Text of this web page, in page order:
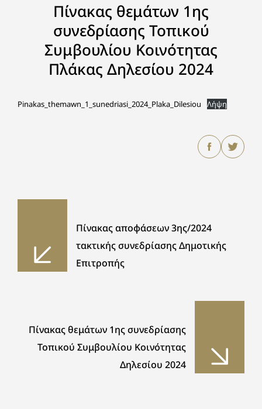
Πίνακας θεμάτων 1ης
συνεδρίασης Τοπικού
Συμβουλίου Κοινότητας
Πλάκας Δηλεσίου 2024
Pinakas_themawn_1_sunedriasi_2024_Plaka_Dilesiou Λήψη
Πίνακας αποφάσεων 3ης/2024
τακτικής συνεδρίασης Δημοτικής
Επιτροπής
Πίνακας θεμάτων 1ης συνεδρίασης
Τοπικού Συμβουλίου Κοινότητας
Δηλεσίου 2024